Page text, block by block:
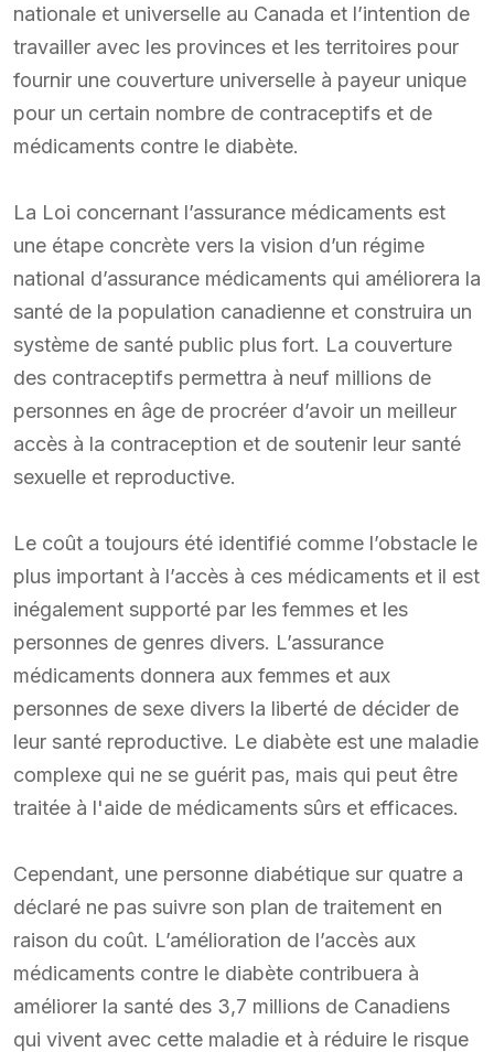
nationale et universelle au Canada et l’intention de
travailler avec les provinces et les territoires pour
fournir une couverture universelle à payeur unique
pour un certain nombre de contraceptifs et de
médicaments contre le diabète.
La Loi concernant l’assurance médicaments est
une étape concrète vers la vision d’un régime
national d’assurance médicaments qui améliorera la
santé de la population canadienne et construira un
système de santé public plus fort. La couverture
des contraceptifs permettra à neuf millions de
personnes en âge de procréer d’avoir un meilleur
accès à la contraception et de soutenir leur santé
sexuelle et reproductive.
Le coût a toujours été identifié comme l’obstacle le
plus important à l’accès à ces médicaments et il est
inégalement supporté par les femmes et les
personnes de genres divers. L’assurance
médicaments donnera aux femmes et aux
personnes de sexe divers la liberté de décider de
leur santé reproductive. Le diabète est une maladie
complexe qui ne se guérit pas, mais qui peut être
traitée à l'aide de médicaments sûrs et efficaces.
Cependant, une personne diabétique sur quatre a
déclaré ne pas suivre son plan de traitement en
raison du coût. L’amélioration de l’accès aux
médicaments contre le diabète contribuera à
améliorer la santé des 3,7 millions de Canadiens
qui vivent avec cette maladie et à réduire le risque